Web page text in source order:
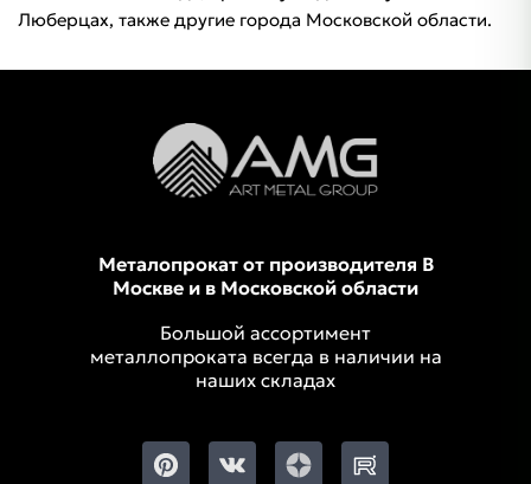
Люберцах, также другие города Московской области.
Металопрокат от производителя В
Москве и в Московской области
Большой ассортимент
металлопроката всегда в наличии на
наших складах